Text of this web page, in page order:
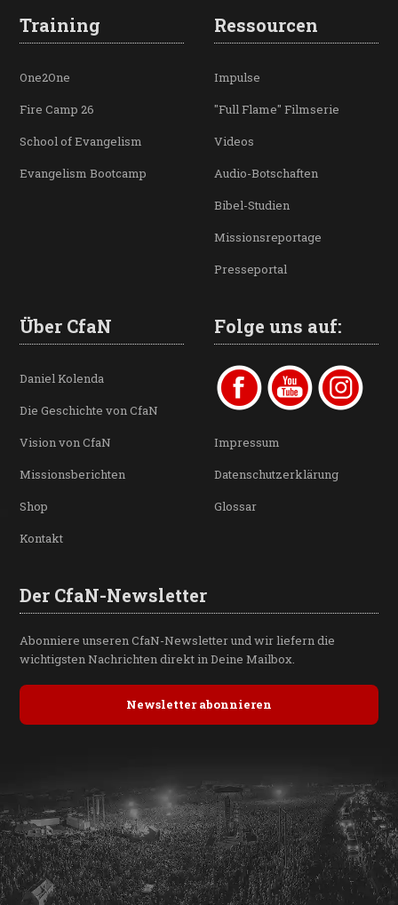
Training
One2One
Fire Camp 26
School of Evangelism
Evangelism Bootcamp
Ressourcen
Impulse
"Full Flame" Filmserie
Videos
Audio-Botschaften
Bibel-Studien
Missionsreportage
Presseportal
Über CfaN
Daniel Kolenda
Die Geschichte von CfaN
Vision von CfaN
Missionsberichten
Shop
Kontakt
Folge uns auf:
Impressum
Datenschutzerklärung
Glossar
Der CfaN-Newsletter
Abonniere unseren CfaN-Newsletter und wir liefern die
wichtigsten Nachrichten direkt in Deine Mailbox.
Newsletter abonnieren